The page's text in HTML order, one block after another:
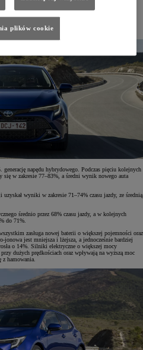
11,9 km, wytyczoną ulicami Poznania. Przejazdy
zera zajmowały im średnio około 33 minuty.
napędu hybrydowego. Podczas pięciu kolejnych
się w zakresie 77–83%, a średni wynik nowego auta
wyniki w zakresie 71–74% czasu jazdy, ze średnią
średnio przez 68% czasu jazdy, a w kolejnych
do 71%.
zasługa nowej baterii o większej pojemności oraz
jest mniejsza i lżejsza, a jednocześnie bardziej
o 14%. Silniki elektryczne o większej mocy
dużych prędkościach oraz wpływają na wyższą moc
z hamowania.
plików cookie